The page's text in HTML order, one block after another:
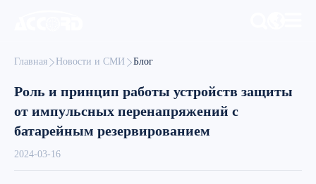
Главная Новости и СМИ Блог
Роль и принцип работы устройств защиты
от импульсных перенапряжений с
батарейным резервированием
2024-03-16